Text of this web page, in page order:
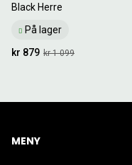
Black Herre
På lager
kr 1 099
kr 879
MENY